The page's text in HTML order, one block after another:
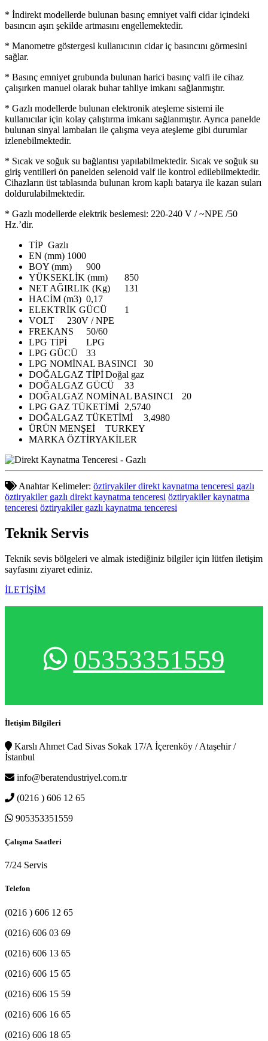
* İndirekt modellerde bulunan basınç emniyet valfi cidar içindeki
basıncın aşırı şekilde artmasını engellemektedir.
* Manometre göstergesi kullanıcının cidar iç basıncını görmesini
sağlar.
* Basınç emniyet grubunda bulunan harici basınç valfi ile cihaz
çalışırken manuel olarak buhar tahliye imkanı sağlanmıştır.
* Gazlı modellerde bulunan elektronik ateşleme sistemi ile
kullanıcılar için kolay çalıştırma imkanı sağlanmıştır. Ayrıca panelde
bulunan sinyal lambaları ile çalışma veya ateşleme gibi durumlar
izlenebilmektedir.
* Sıcak ve soğuk su bağlantısı yapılabilmektedir. Sıcak ve soğuk su
giriş ventilleri ön panelden selenoid valf ile kontrol edilebilmektedir.
Cihazların üst tablasında bulunan krom kaplı batarya ile kazan suları
doldurulabilmektedir.
* Gazlı modellerde elektrik beslemesi: 220-240 V / ~NPE /50
Hz.’dir.
TİP Gazlı
EN (mm) 1000
BOY (mm)
900
YÜKSEKLİK (mm)
850
NET AĞIRLIK (Kg)
131
HACİM (m3) 0,17
ELEKTRİK GÜCÜ
1
VOLT
230V / NPE
FREKANS
50/60
LPG TİPİ
LPG
LPG GÜCÜ
33
LPG NOMİNAL BASINCI
30
DOĞALGAZ TİPİDoğal gaz
DOĞALGAZ GÜCÜ
33
DOĞALGAZ NOMİNAL BASINCI
20
LPG GAZ TÜKETİMİ 2,5740
DOĞALGAZ TÜKETİMİ
3,4980
ÜRÜN MENŞEİ
TURKEY
MARKA ÖZTİRYAKİLER
Anahtar Kelimeler: öztiryakiler direkt kaynatma tenceresi gazlı
öztiryakiler gazlı direkt kaynatma tenceresi öztiryakiler kaynatma
tenceresi öztiryakiler gazlı kaynatma tenceresi
Teknik Servis
Teknik sevis bölgeleri ve almak istediğiniz bilgiler için lütfen iletişim
sayfasını ziyaret ediniz.
İLETİŞİM
05353351559
İletişim Bilgileri
Karslı Ahmet Cad Sivas Sokak 17/A İçerenköy / Ataşehir /
İstanbul
info@beratendustriyel.com.tr
(0216 ) 606 12 65
905353351559
Çalışma Saatleri
7/24 Servis
Telefon
(0216 ) 606 12 65
(0216) 606 03 69
(0216) 606 13 65
(0216) 606 15 65
(0216) 606 15 59
(0216) 606 16 65
(0216) 606 18 65